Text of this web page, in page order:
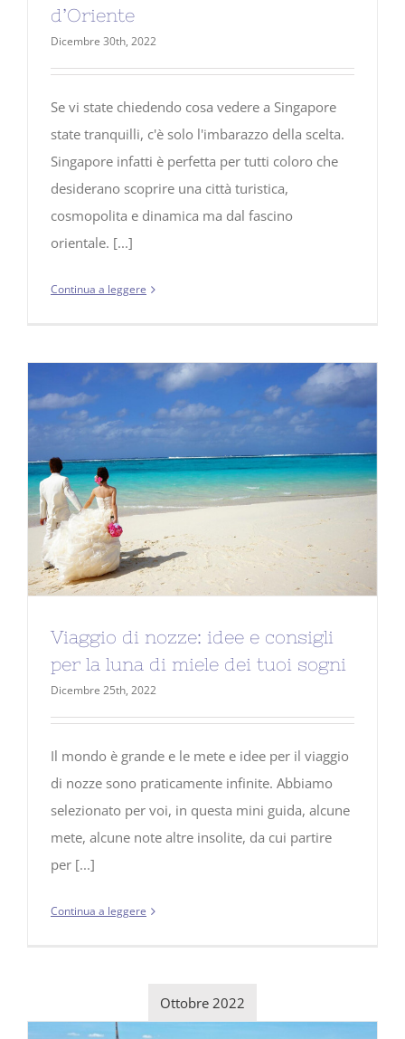
d’Oriente
Dicembre 30th, 2022
Se vi state chiedendo cosa vedere a Singapore
state tranquilli, c'è solo l'imbarazzo della scelta.
Singapore infatti è perfetta per tutti coloro che
desiderano scoprire una città turistica,
cosmopolita e dinamica ma dal fascino
orientale. [...]
Continua a leggere
Viaggio di nozze: idee e consigli
per la luna di miele dei tuoi sogni
Dicembre 25th, 2022
Il mondo è grande e le mete e idee per il viaggio
di nozze sono praticamente infinite. Abbiamo
selezionato per voi, in questa mini guida, alcune
mete, alcune note altre insolite, da cui partire
per [...]
Continua a leggere
Ottobre 2022